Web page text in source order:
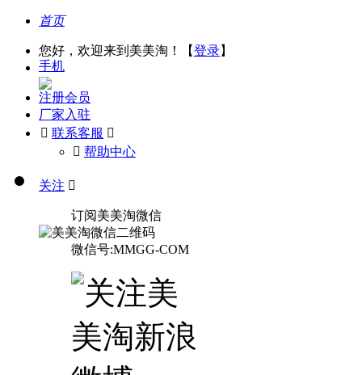
首页
您好，欢迎来到美美淘！【登录】
手机
注册会员
厂家入驻
 联系客服 
󰅃 帮助中心
关注 
订阅美美淘微信
微信号:MMGG-COM